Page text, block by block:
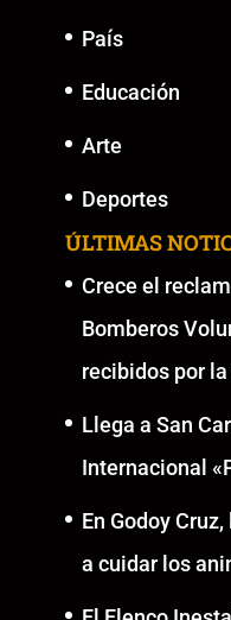
País
Educación
Arte
Deportes
ÚLTIMAS
Crece el
Bomberos
recibidos por
Llega a San
Internacional
En Godoy
a cuidar los